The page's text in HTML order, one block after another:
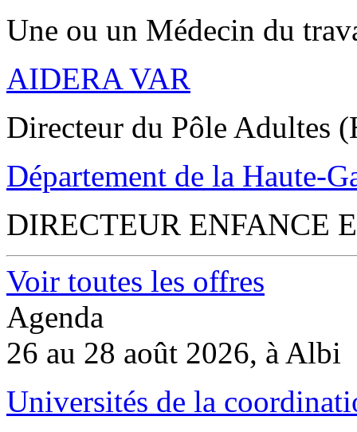
Une ou un Médecin du
AIDERA VAR
Directeur du Pôle Adultes
Département de la Haute-
DIRECTEUR ENFANCE
Voir toutes les offres
Agenda
26 au 28 août 2026, à Albi
Universités de la